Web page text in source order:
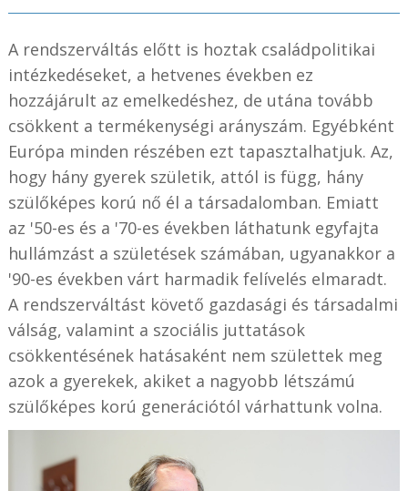
A rendszerváltás előtt is hoztak családpolitikai
intézkedéseket, a hetvenes években ez
hozzájárult az emelkedéshez, de utána tovább
csökkent a termékenységi arányszám. Egyébként
Európa minden részében ezt tapasztalhatjuk. Az,
hogy hány gyerek születik, attól is függ, hány
szülőképes korú nő él a társadalomban. Emiatt
az '50-es és a '70-es években láthatunk egyfajta
hullámzást a születések számában, ugyanakkor a
'90-es években várt harmadik felívelés elmaradt.
A rendszerváltást követő gazdasági és társadalmi
válság, valamint a szociális juttatások
csökkentésének hatásaként nem születtek meg
azok a gyerekek, akiket a nagyobb létszámú
szülőképes korú generációtól várhattunk volna.